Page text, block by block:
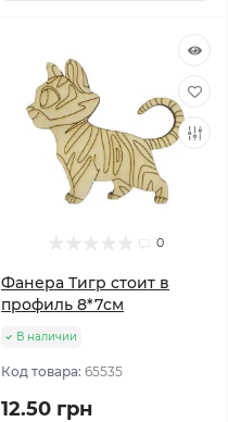
0
Фанера Тигр стоит в
профиль 8*7см
В наличии
Код товара: 65535
12.50 грн